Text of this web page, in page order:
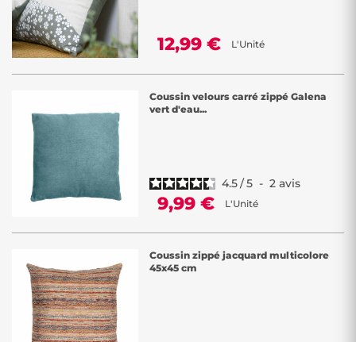
12,99 € L'Unité
Coussin velours carré zippé Galena
vert d'eau...
4.5/5 - 2 avis
9,99 € L'Unité
Coussin zippé jacquard multicolore
45x45 cm